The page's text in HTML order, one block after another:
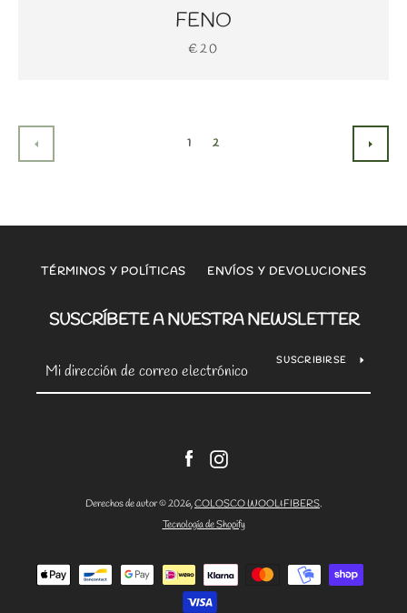
FENO
€20
1 2
TÉRMINOS Y POLÍTICAS ENVÍOS Y DEVOLUCIONES
SUSCRÍBETE A NUESTRA NEWSLETTER
SUSCRIBIRSE
FacebookInstagram
Derechos de autor © 2026,COLOSCO WOOL&FIBERS.
Tecnología de Shopify
Métodos
de